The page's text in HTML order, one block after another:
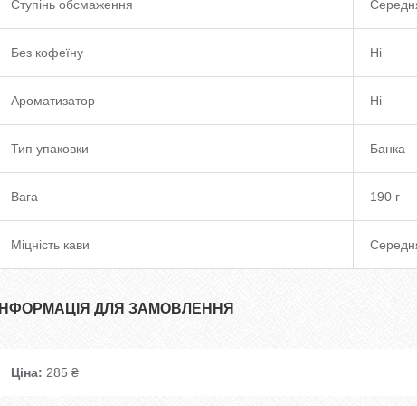
Ступінь обсмаження
Без кофеїну Ні
Ароматизатор Ні
Тип упаковки Банка
Вага 190 г
Міцність кави
ІНФОРМАЦІЯ ДЛЯ ЗАМОВЛЕННЯ
Ціна: 285 ₴